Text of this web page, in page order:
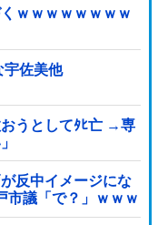
ｗｗｗｗｗｗｗｗ
宇佐美他
おうとしてﾀﾋ亡 →専
反中イメージにな
市議「で？」ｗｗｗ